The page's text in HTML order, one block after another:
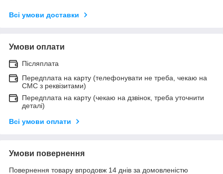
Всі умови доставки
Умови оплати
Післяплата
Передплата на карту (телефонувати не треба, чекаю на
СМС з реквізитами)
Передплата на карту (чекаю на дзвінок, треба уточнити
деталі)
Всі умови оплати
Умови повернення
Повернення товару впродовж 14 днів за домовленістю